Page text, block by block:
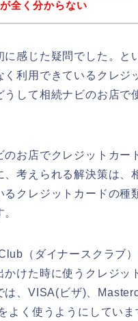
全く分からない
に感じた疑問でした。と
く利用できているクレジ
うして相続ナビのお店で
のお店でクレジットカー
、考えられる解決策は、
るクレジットカードの種
（ダイナースクラブ
かけた時に使うクレジッ
は、VISA(ビザ)、
よく使うようにしていま